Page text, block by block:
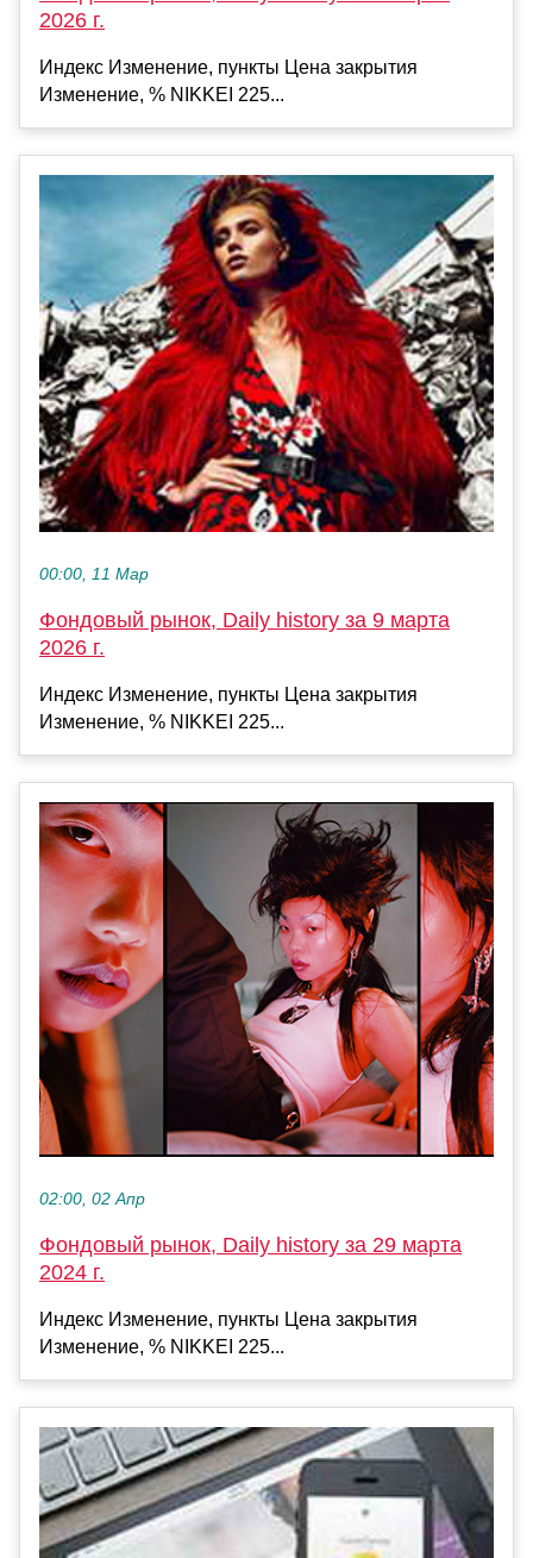
2026 г.
Индекс Изменение, пункты Цена закрытия
Изменение, % NIKKEI 225...
00:00, 11 Мар
Фондовый рынок, Daily history за 9 марта
2026 г.
Индекс Изменение, пункты Цена закрытия
Изменение, % NIKKEI 225...
02:00, 02 Апр
Фондовый рынок, Daily history за 29 марта
2024 г.
Индекс Изменение, пункты Цена закрытия
Изменение, % NIKKEI 225...